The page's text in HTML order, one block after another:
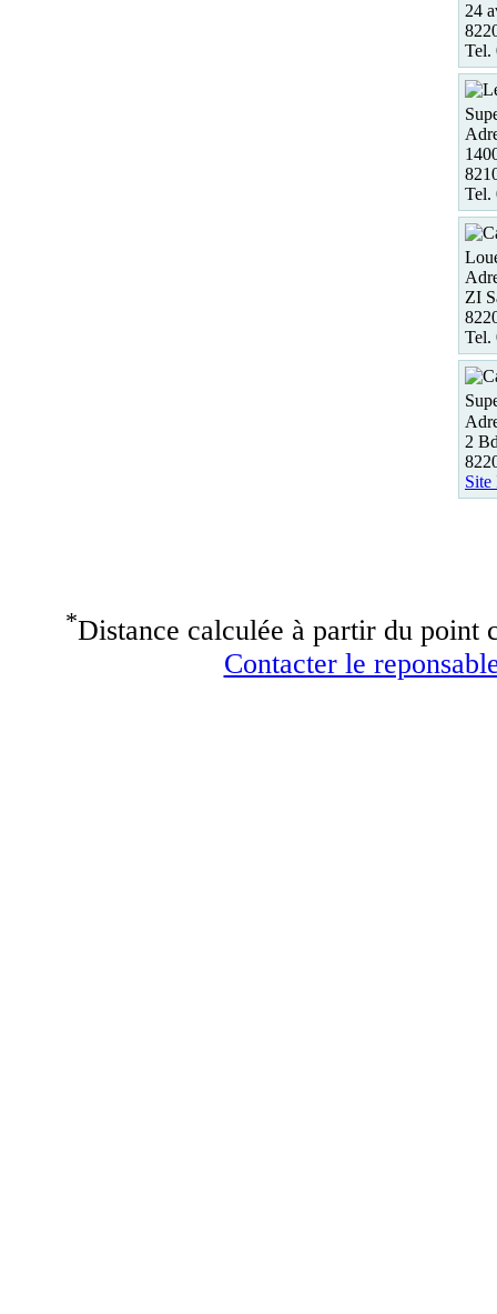
24
Tel.
Tel.
ZI
Tel.
2
Site
*Distance calculée à partir du point
Contacter le